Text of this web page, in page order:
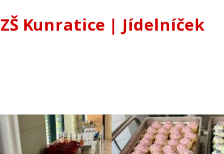
ZŠ Kunratice | Jídelníček